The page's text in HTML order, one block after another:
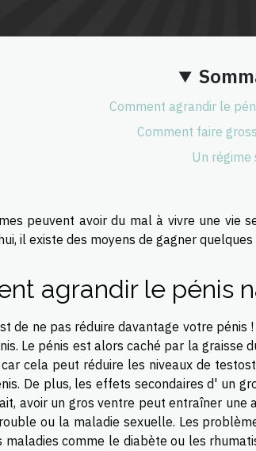
Comment agrandir le
Comment faire
Un régime
peuvent avoir du mal à vivre une vie
il existe des moyens de gagner
agrandir le pénis
de ne pas réduire davantage votre
Le pénis est alors caché par la graisse
cela peut réduire les niveaux de
De plus, les effets secondaires d' un
avoir un gros ventre peut entraîner une
ou la maladie sexuelle. Les
maladies comme le diabète ou les